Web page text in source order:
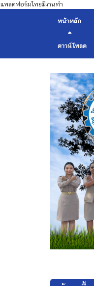
แพลตฟอร์มไทยมีงานทำ
หน้าหลัก
ดาวน์โหลด